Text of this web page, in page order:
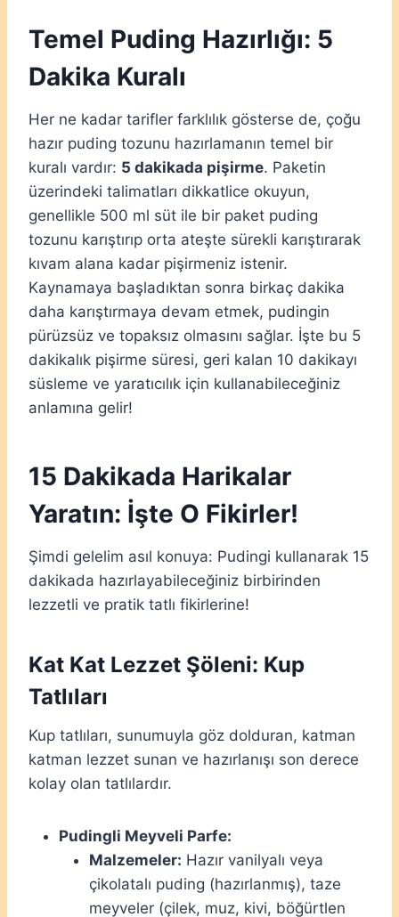
Temel Puding Hazırlığı: 5
Dakika Kuralı
Her ne kadar tarifler farklılık gösterse de, çoğu
hazır puding tozunu hazırlamanın temel bir
kuralı vardır: 5 dakikada pişirme. Paketin
üzerindeki talimatları dikkatlice okuyun,
genellikle 500 ml süt ile bir paket puding
tozunu karıştırıp orta ateşte sürekli karıştırarak
kıvam alana kadar pişirmeniz istenir.
Kaynamaya başladıktan sonra birkaç dakika
daha karıştırmaya devam etmek, pudingin
pürüzsüz ve topaksız olmasını sağlar. İşte bu 5
dakikalık pişirme süresi, geri kalan 10 dakikayı
süsleme ve yaratıcılık için kullanabileceğiniz
anlamına gelir!
15 Dakikada Harikalar
Yaratın: İşte O Fikirler!
Şimdi gelelim asıl konuya: Pudingi kullanarak 15
dakikada hazırlayabileceğiniz birbirinden
lezzetli ve pratik tatlı fikirlerine!
Kat Kat Lezzet Şöleni: Kup
Tatlıları
Kup tatlıları, sunumuyla göz dolduran, katman
katman lezzet sunan ve hazırlanışı son derece
kolay olan tatlılardır.
Pudingli Meyveli Parfe:
Malzemeler: Hazır vanilyalı veya
çikolatalı puding (hazırlanmış), taze
meyveler (çilek, muz, kivi, böğürtlen